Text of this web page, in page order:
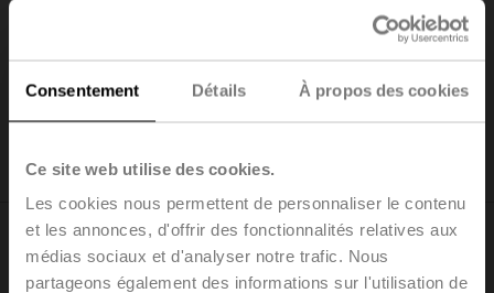
Consentement Détails À propos des cookies
Ce site web utilise des cookies.
Les cookies nous permettent de personnaliser le contenu
et les annonces, d'offrir des fonctionnalités relatives aux
médias sociaux et d'analyser notre trafic. Nous
partageons également des informations sur l'utilisation de
durabilité et leur garantie unique de 5 ans. Les solutions
innovantes Belimo contribuent au rendement optimal
transparence en temps réel.
Surveillance en temps réel